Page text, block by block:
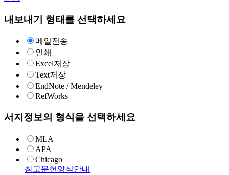
내보내기 형태를 선택하세요
메일전송
인쇄
Excel저장
Text저장
EndNote / Mendeley
RefWorks
서지정보의 형식을 선택하세요
MLA
APA
Chicago
참고문헌양식안내